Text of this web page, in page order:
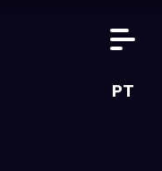
PT